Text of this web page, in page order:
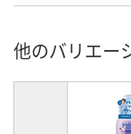
他のバリエー